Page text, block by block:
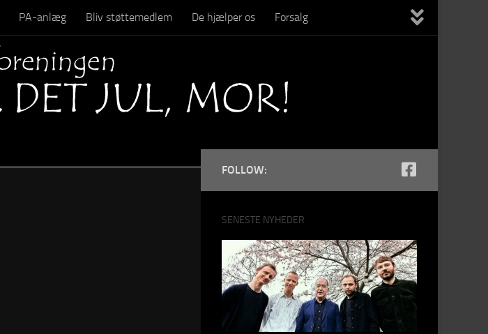
PA-anlæg Bliv støttemedlem De hjælper os Forsalg
FOLLOW:
SENESTE NYHEDER